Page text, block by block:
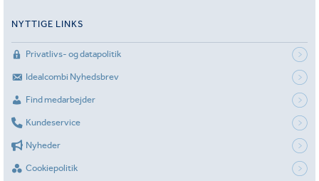
NYTTIGE LINKS
Privatlivs- og datapolitik
Idealcombi Nyhedsbrev
Find medarbejder
Kundeservice
Nyheder
Cookiepolitik